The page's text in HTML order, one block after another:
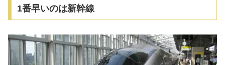
1番早いのは新幹線